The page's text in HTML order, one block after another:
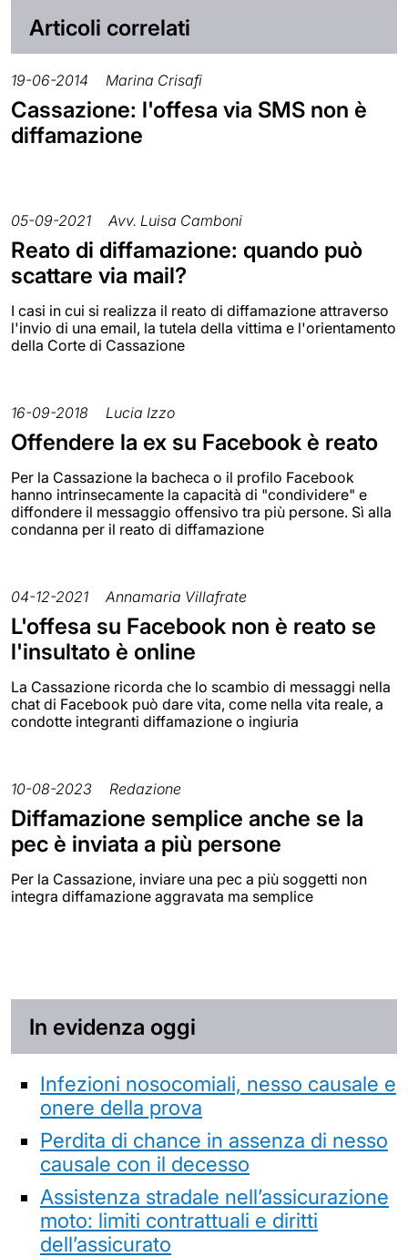
Articoli correlati
19-06-2014 Marina Crisafi
Cassazione: l'offesa via SMS non è
diffamazione
05-09-2021 Avv. Luisa Camboni
Reato di diffamazione: quando può
scattare via mail?
I casi in cui si realizza il reato di diffamazione attraverso
l'invio di una email, la tutela della vittima e l'orientamento
della Corte di Cassazione
16-09-2018 Lucia Izzo
Offendere la ex su Facebook è reato
Per la Cassazione la bacheca o il profilo Facebook
hanno intrinsecamente la capacità di "condividere" e
diffondere il messaggio offensivo tra più persone. Sì alla
condanna per il reato di diffamazione
04-12-2021 Annamaria Villafrate
L'offesa su Facebook non è reato se
l'insultato è online
La Cassazione ricorda che lo scambio di messaggi nella
chat di Facebook può dare vita, come nella vita reale, a
condotte integranti diffamazione o ingiuria
10-08-2023 Redazione
Diffamazione semplice anche se la
pec è inviata a più persone
Per la Cassazione, inviare una pec a più soggetti non
integra diffamazione aggravata ma semplice
In evidenza oggi
Infezioni nosocomiali, nesso causale e
onere della prova
Perdita di chance in assenza di nesso
causale con il decesso
Assistenza stradale nell’assicurazione
moto: limiti contrattuali e diritti
dell’assicurato